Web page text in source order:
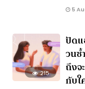
5
215
ปัด
วนซ้
ถึง
กับใ